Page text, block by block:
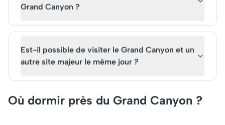
Grand Canyon ?
Est-il possible de visiter le Grand Canyon et un
autre site majeur le même jour ?
Où dormir près du Grand Canyon ?